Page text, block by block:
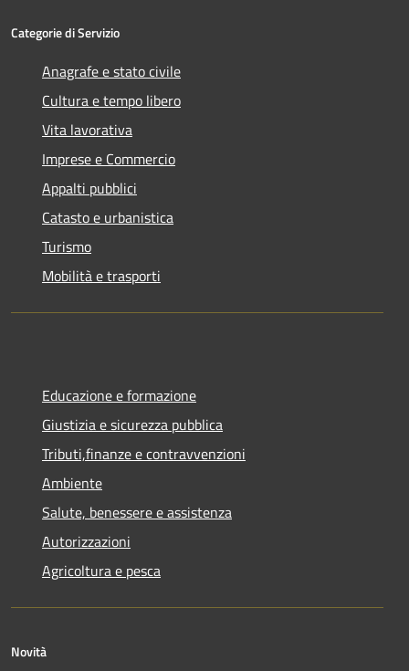
Categorie di Servizio
Anagrafe e stato civile
Cultura e tempo libero
Vita lavorativa
Imprese e Commercio
Appalti pubblici
Catasto e urbanistica
Turismo
Mobilità e trasporti
Educazione e formazione
Giustizia e sicurezza pubblica
Tributi,finanze e contravvenzioni
Ambiente
Salute, benessere e assistenza
Autorizzazioni
Agricoltura e pesca
Novità